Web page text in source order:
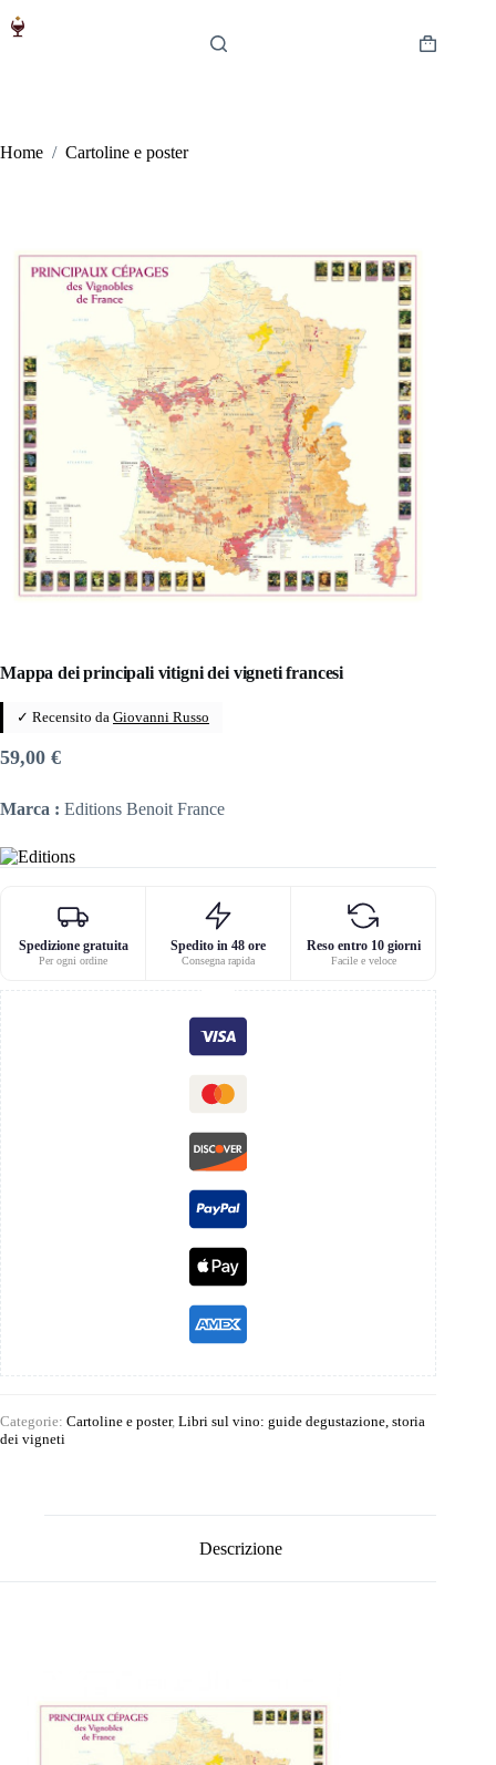
Carrello
Home / Cartoline e poster
Mappa dei principali vitigni dei vigneti francesi
✓ Recensito da Giovanni Russo
59,00 €
Marca : Editions Benoit France
Spedizione gratuita
Per ogni ordine
Spedito in 48 ore
Consegna rapida
Reso entro 10 giorni
Facile e veloce
Categorie: Cartoline e poster, Libri sul vino: guide degustazione, storia
dei vigneti
Descrizione